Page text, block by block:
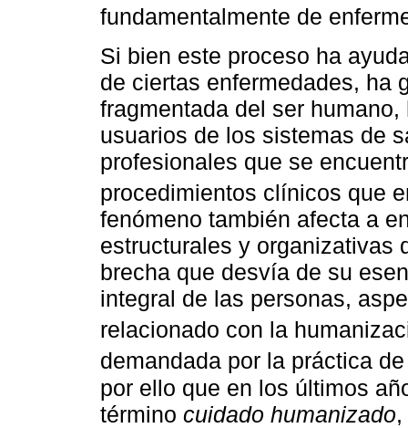
fundamentalmente de
Si bien este proceso ha
de ciertas enfermedades, ha
fragmentada del ser
usuarios de los sistemas de
profesionales que se
procedimientos clínicos que
fenómeno también afecta a
estructurales y organizativas
brecha que desvía de su
integral de las personas,
relacionado con la
demandada por la práctica
por ello que en los últimos
término cuidado humanizado